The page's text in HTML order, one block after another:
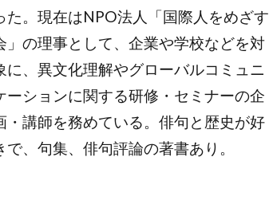
た。現在はNPO法人「国際人をめざす
」の理事として、企業や学校などを対
に、異文化理解やグローバルコミュニ
ーションに関する研修・セミナーの企
・講師を務めている。俳句と歴史が好
で、句集、俳句評論の著書あり。